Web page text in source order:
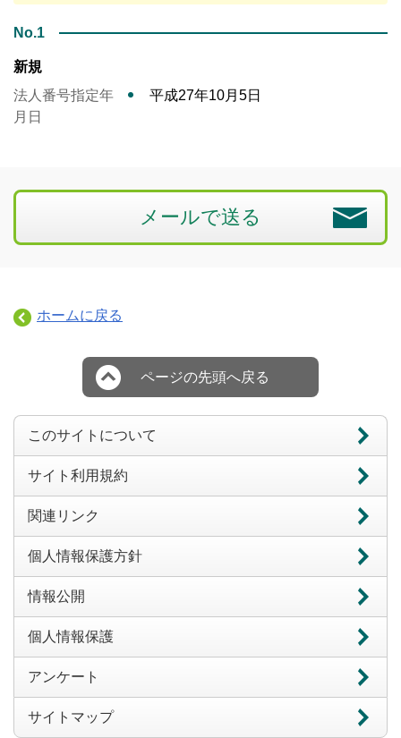
No.1
新規
法人番号指定年
月日
平成27年10月5日
メールで送る
ホームに戻る
ページの先頭へ戻る
このサイトについて
サイト利用規約
関連リンク
個人情報保護方針
情報公開
個人情報保護
アンケート
サイトマップ